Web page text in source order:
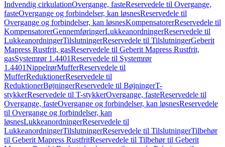
Indvendig cirkulationOvergange, fasteReservedele til Overgange,
fasteOvergange og forbindelser, kan løsnesReservedele til
Overgange og forbindelser, kan løsnesKompensatorerReservedele til
KompensatorerGennemføringerLukkeanordningerReservedele til
LukkeanordningerTilslutningerReservedele til TilslutningerGeberit
Mapress Rustfrit, gasReservedele til Geberit Mapress Rustfrit,
gasSystemrør 1.4401Reservedele til Systemrør
1.4401NippelrørMufferReservedele til
MufferReduktionerReservedele til
ReduktionerBøjningerReservedele til BøjningerT-
stykkerReservedele til T-stykkerOvergange, fasteReservedele til
Overgange, fasteOvergange og forbindelser, kan løsnesReservedele
til Overgange og forbindelser, kan
løsnesLukkeanordningerReservedele til
LukkeanordningerTilslutningerReservedele til TilslutningerTilbehør
til Geberit Mapress RustfritReservedele til Tilbehør til Geberit